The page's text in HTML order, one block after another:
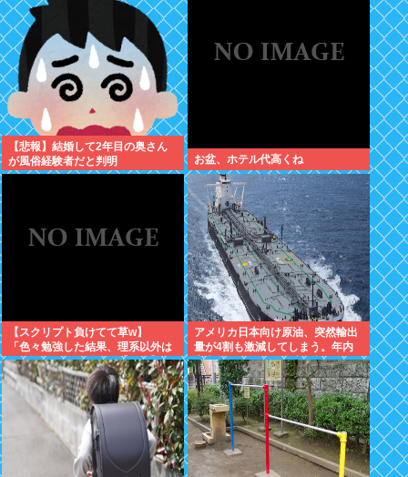
【悲報】結婚して2年目の奥さん
が風俗経験者だと判明
お盆、ホテル代高くね
【スクリプト負けてて草w】
「色々勉強した結果、理系以外は
エラー品だと気付いた【ガチ】」
について、もっと具体的に話そう
か
アメリカ日本向け原油、突然輸出
量が4割も激減してしまう。年内
高市ナフサ足りる予定が怪しくな
りはじめる